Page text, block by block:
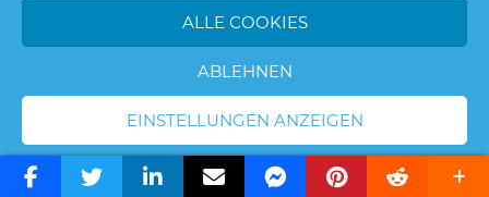
ALLE COOKIES
ABLEHNEN
EINSTELLUNGEN ANZEIGEN
Cookie-Richtlinie Datenschutzerklärung
WordPress Theme: Palm Beach by ThemeZee.